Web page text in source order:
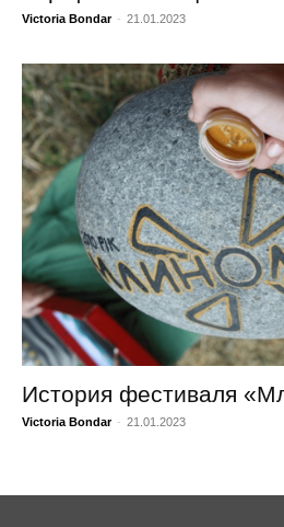
Victoria Bondar - 21.01.2023
История фестиваля
Victoria Bondar - 21.01.2023